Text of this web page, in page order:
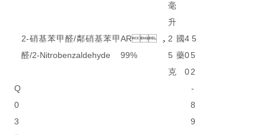
毫
升
Q
0
3
2-硝基苯甲醛/鄰硝基苯甲
醛/2-Nitrobenzaldehyde
AR，
99%
2
5
克
國
藥
4
0
0
5
5
2
-
8
9